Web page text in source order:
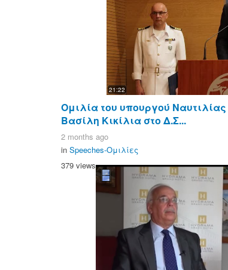
21:22
Ομιλία του υπουργού Ναυτιλίας
Βασίλη Κικίλια στο Δ.Σ...
2 months ago
in Speeches-Ομιλίες
379 views